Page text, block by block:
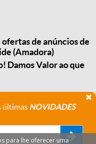
de anúncios de
(Amadora)
Damos Valor ao que
últimas NOVIDADES
para lhe oferecer uma